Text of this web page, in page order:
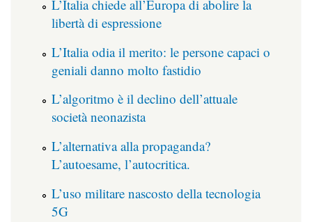
L’Italia chiede all’Europa di abolire la
libertà di espressione
L’Italia odia il merito: le persone capaci o
geniali danno molto fastidio
L’algoritmo è il declino dell’attuale
società neonazista
L’alternativa alla propaganda?
L’autoesame, l’autocritica.
L’uso militare nascosto della tecnologia
5G